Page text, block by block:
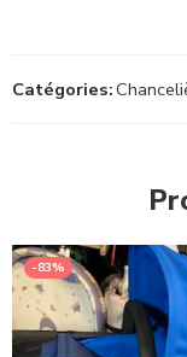
Catégories:
-83%